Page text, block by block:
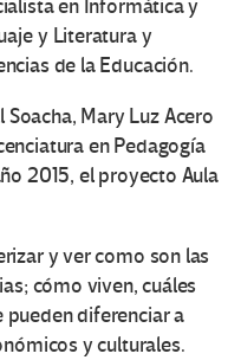
en Informática y
y Literatura y
de la Educación.
Soacha, Mary Luz Acero
en Pedagogía
2015, el proyecto Aula
y ver como son las
cómo viven, cuáles
pueden diferenciar a
y culturales.